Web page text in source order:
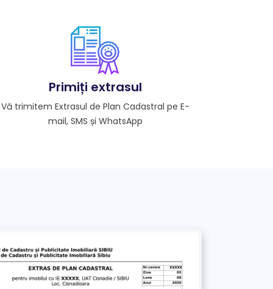
Primiți extrasul
Vă trimitem Extrasul de Plan Cadastral pe E-
mail, SMS și WhatsApp